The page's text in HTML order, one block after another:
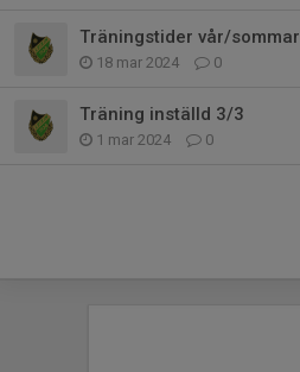
Träningstider vår/sommar
18 mar 2024 0
Träning inställd 3/3
1 mar 2024 0